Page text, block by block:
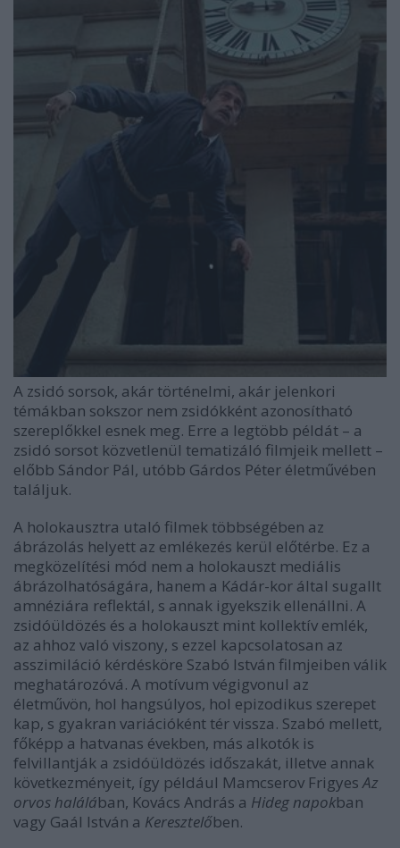
A zsidó sorsok, akár történelmi, akár jelenkori
témákban sokszor nem zsidókként azonosítható
szereplőkkel esnek meg. Erre a legtöbb példát – a
zsidó sorsot közvetlenül tematizáló filmjeik mellett –
előbb Sándor Pál, utóbb Gárdos Péter életművében
találjuk.
A holokausztra utaló filmek többségében az
ábrázolás helyett az emlékezés kerül előtérbe. Ez a
megközelítési mód nem a holokauszt mediális
ábrázolhatóságára, hanem a Kádár-kor által sugallt
amnéziára reflektál, s annak igyekszik ellenállni. A
zsidóüldözés és a holokauszt mint kollektív emlék,
az ahhoz való viszony, s ezzel kapcsolatosan az
asszimiláció kérdésköre Szabó István filmjeiben válik
meghatározóvá. A motívum végigvonul az
életművön, hol hangsúlyos, hol epizodikus szerepet
kap, s gyakran variációként tér vissza. Szabó mellett,
főképp a hatvanas években, más alkotók is
felvillantják a zsidóüldözés időszakát, illetve annak
következményeit, így például Mamcserov FrigyesAz
orvos halálában, Kovács András a Hideg napokban
vagy Gaál István a Keresztelőben.